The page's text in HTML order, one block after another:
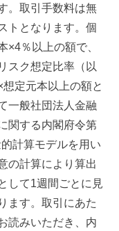
。取引手数料は無
トとなります。個
×4％以上の額で、
スク想定比率（以
定元本以上の額と
一般社団法人金融
関する内閣府令第
計算モデルを用い
の計算により算出
して1週間ごとに見
ます。取引にあた
読みいただき、内